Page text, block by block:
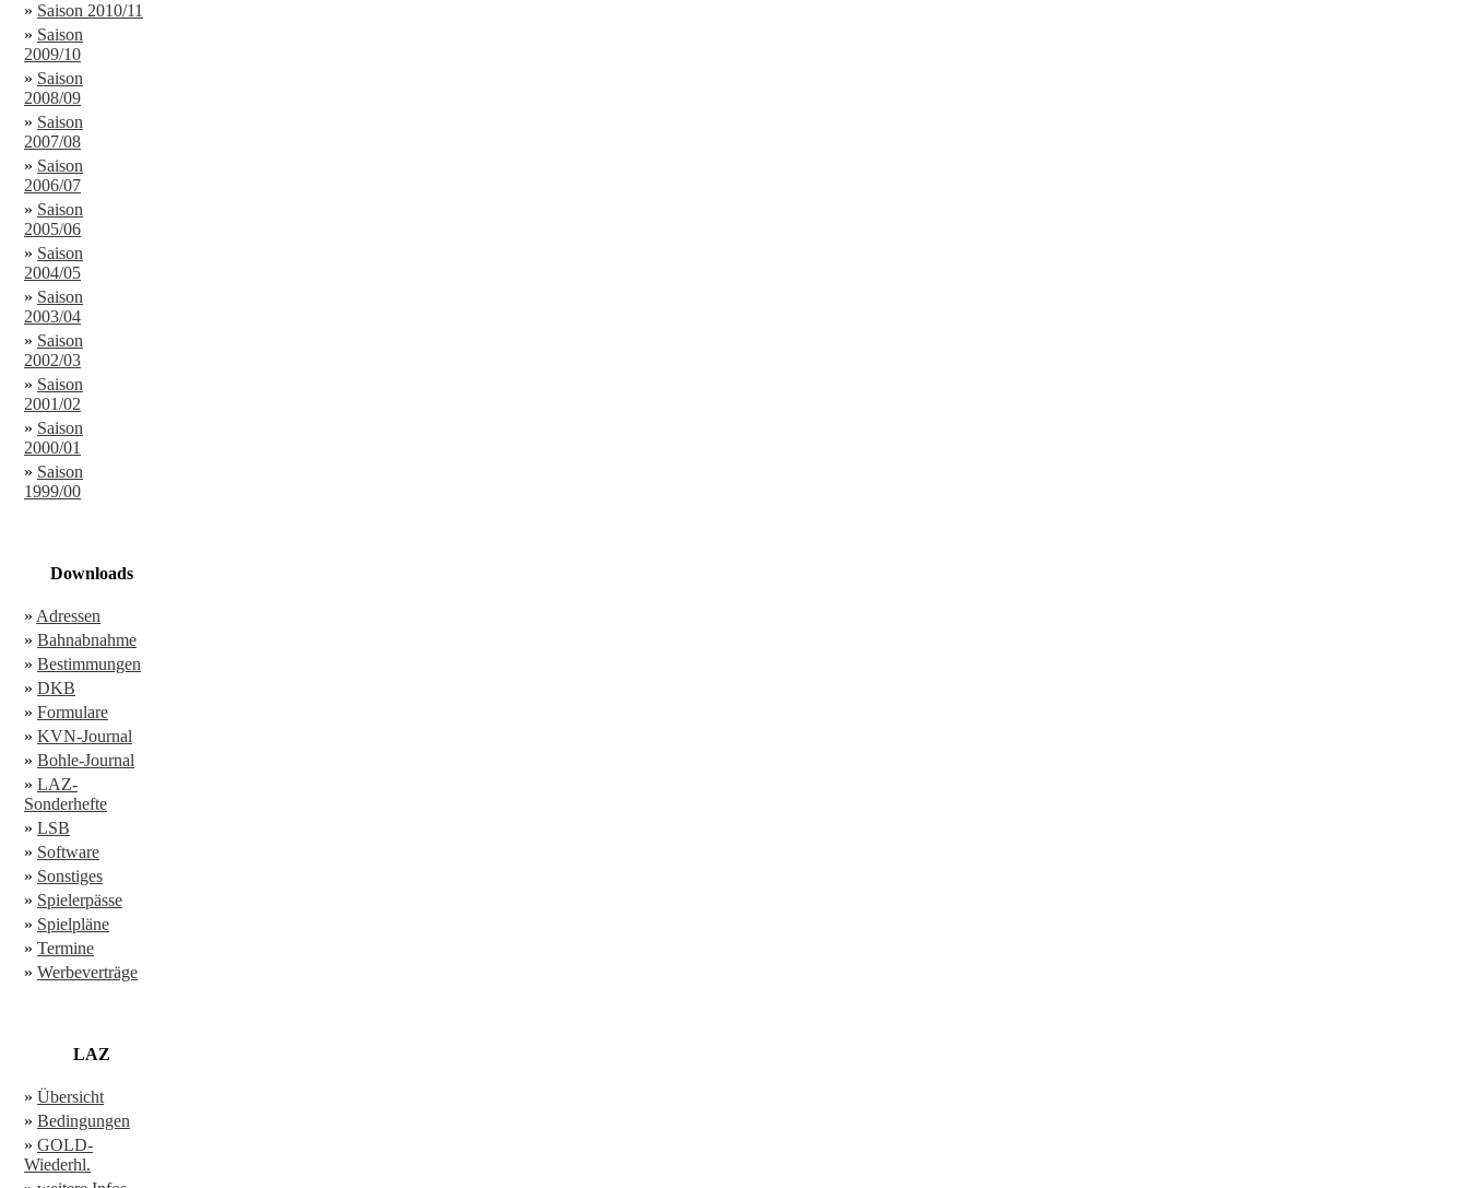
» Saison 2010/11
» Saison
2009/10
» Saison
2008/09
» Saison
2007/08
» Saison
2006/07
» Saison
2005/06
» Saison
2004/05
» Saison
2003/04
» Saison
2002/03
» Saison
2001/02
» Saison
2000/01
» Saison
1999/00
Downloads
» Adressen
» Bahnabnahme
» Bestimmungen
» DKB
» Formulare
» KVN-Journal
» Bohle-Journal
» LAZ-
Sonderhefte
» LSB
» Software
» Sonstiges
» Spielerpässe
» Spielpläne
» Termine
» Werbeverträge
LAZ
» Übersicht
» Bedingungen
» GOLD-
Wiederhl.